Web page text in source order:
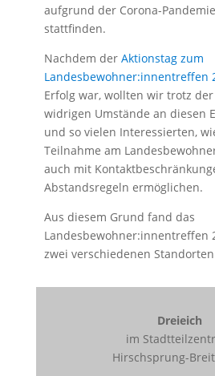
aufgrund der Corona-
stattfinden.
Nachdem der Aktionstag zum
Landesbewohner:innentreffen
Erfolg war, wollten wir trotz
widrigen Umstände an diesen
und so vielen Interessierten,
Teilnahme am
auch mit
Abstandsregeln ermöglichen.
Aus diesem Grund fand das
Landesbewohner:innentreffen
zwei verschiedenen
Dreieich
im
Hirschsprung-